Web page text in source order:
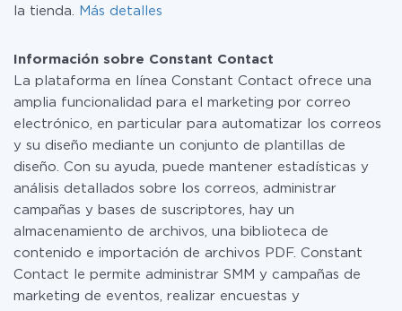
la tienda.
Más detalles
Información sobre Constant Contact
La plataforma en línea Constant Contact ofrece una
amplia funcionalidad para el marketing por correo
electrónico, en particular para automatizar los correos
y su diseño mediante un conjunto de plantillas de
diseño. Con su ayuda, puede mantener estadísticas y
análisis detallados sobre los correos, administrar
campañas y bases de suscriptores, hay un
almacenamiento de archivos, una biblioteca de
contenido e importación de archivos PDF. Constant
Contact le permite administrar SMM y campañas de
marketing de eventos, realizar encuestas y